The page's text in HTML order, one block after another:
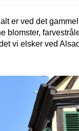
er ved det
blomster,
vi elsker ved